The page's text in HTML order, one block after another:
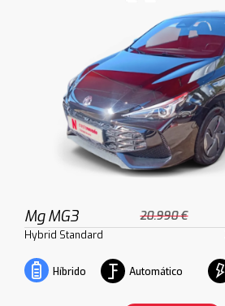
Mg MG3 20.990 €
Hybrid Standard
Híbrido Automático